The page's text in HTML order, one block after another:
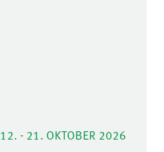
12. - 21. OKTOBER 2026